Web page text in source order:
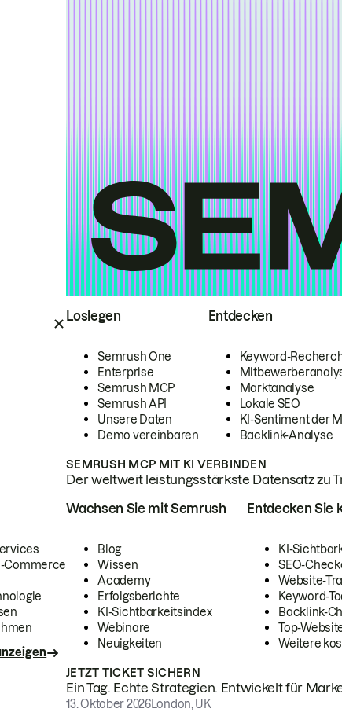
Loslegen
Semrush One
Enterprise
Semrush MCP
Semrush API
Unsere Daten
Demo vereinbaren
Entdecken
Keyword-
Marktanalyse
Lokale SEO
KI-Sentiment der
Backlink-Analyse
SEMRUSH MCP MIT KI VERBINDEN
Der weltweit leistungsstärkste Datensatz zu
Commerce
Wachsen Sie mit Semrush
Blog
Wissen
Academy
Erfolgsberichte
KI-Sichtbarkeitsindex
Webinare
Neuigkeiten
Entdecken Sie
KI-
SEO-
Website-
Keyword-
Backlink-
Top-
Weitere
JETZT TICKET SICHERN
Ein Tag. Echte Strategien. Entwickelt für
13. Oktober 2026London, UK